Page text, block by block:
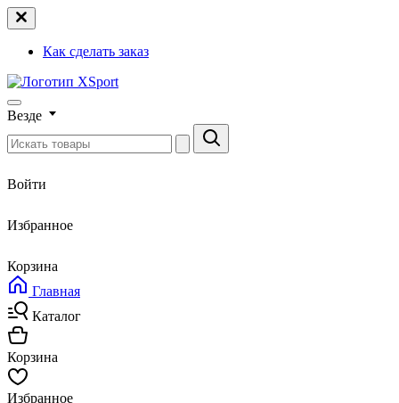
Как сделать заказ
Везде
Войти
Избранное
Корзина
Главная
Каталог
Корзина
Избранное